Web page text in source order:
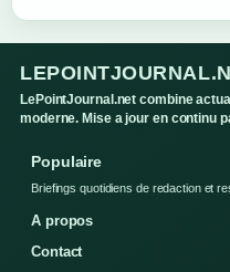
LePointJournal.net combine
moderne. Mise a jour en continu
Populaire
Briefings quotidiens de redaction et
A propos
Contact